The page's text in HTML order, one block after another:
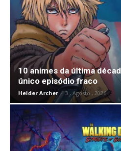
10 animes da última
único episódio fraco
Helder Archer - 3 , Agosto , 2026